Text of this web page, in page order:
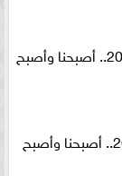
أذكار الصباح الثلاثاء 4-8- 2026.. أصبحنا وأصبح
أذكار الصباح الأحد 2-8- 2026.. أصبحنا وأصبح